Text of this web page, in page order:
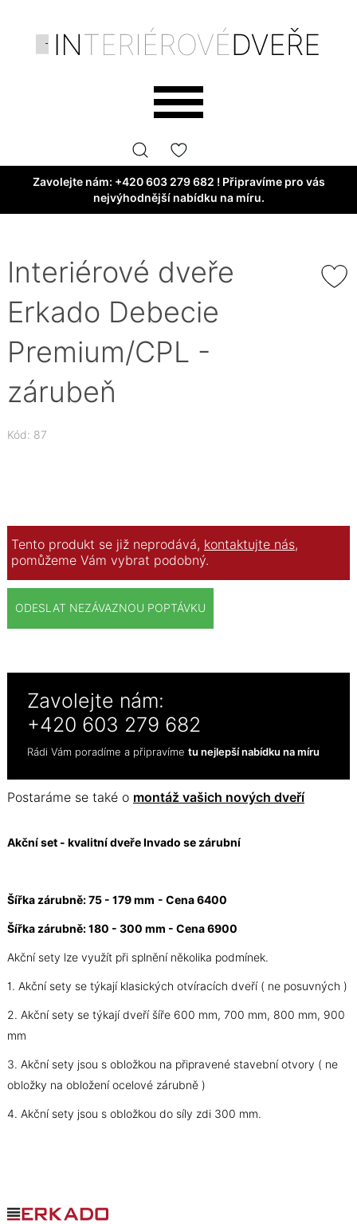
Zavolejte nám: +420 603 279 682 ! Připravíme pro vás
nejvýhodnější nabídku na míru.
Interiérové dveře
Erkado Debecie
Premium/CPL -
zárubeň
Kód: 87
Tento produkt se již neprodává, kontaktujte nás,
pomůžeme Vám vybrat podobný.
ODESLAT NEZÁVAZNOU POPTÁVKU
Zavolejte nám:
+420 603 279 682
Rádi Vám poradíme a připravíme tu nejlepší nabídku na míru
Postaráme se také o montáž vašich nových dveří
Akční set - kvalitní dveře Invado se zárubní
Šířka zárubně: 75 - 179 mm - Cena 6400
Šířka zárubně: 180 - 300 mm - Cena 6900
Akční sety lze využít při splnění několika podmínek.
1. Akční sety se týkají klasických otvíracích dveří ( ne posuvných )
2. Akční sety se týkají dveří šíře 600 mm, 700 mm, 800 mm, 900
mm
3. Akční sety jsou s obložkou na připravené stavební otvory ( ne
obložky na obložení ocelové zárubně )
4. Akční sety jsou s obložkou do síly zdi 300 mm.